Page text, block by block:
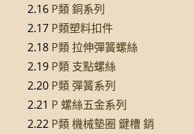
2.16 P類 銅系列
2.17 P類塑料扣件
2.18 P類 拉伸彈簧螺絲
2.19 P類 支點螺絲
2.20 P類 彈簧系列
2.21 P 螺絲五金系列
2.22 P類 機械墊圈 鍵槽 銷